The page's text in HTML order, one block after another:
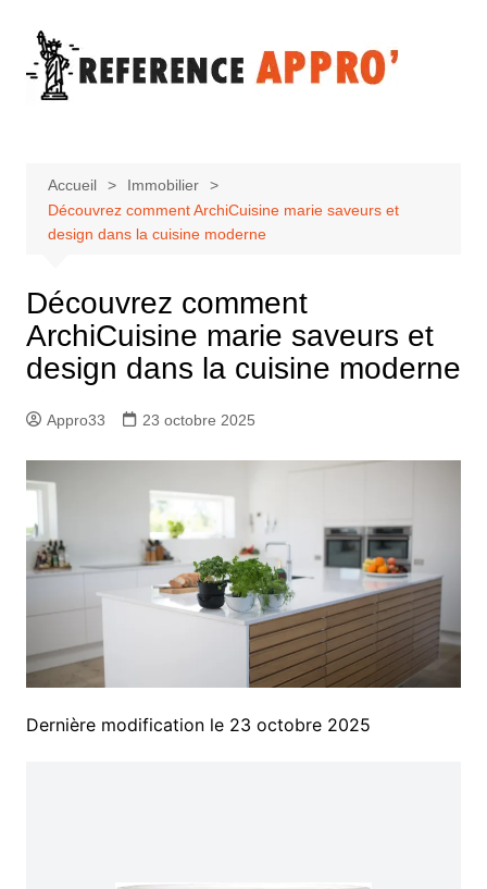
contenu
Accueil
Immobilier
Découvrez comment ArchiCuisine marie saveurs et
design dans la cuisine moderne
Découvrez comment
ArchiCuisine marie saveurs et
design dans la cuisine moderne
Appro33 23 octobre 2025
Dernière modification le 23 octobre 2025